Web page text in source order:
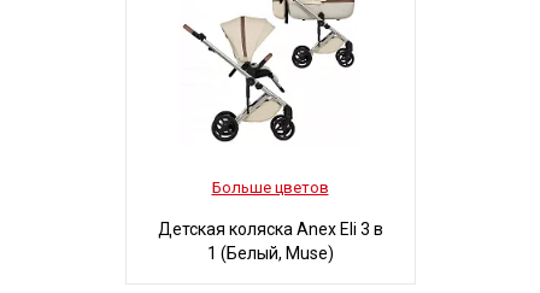
Больше цветов
Детская коляска Anex Eli 3 в
1 (Белый, Muse)